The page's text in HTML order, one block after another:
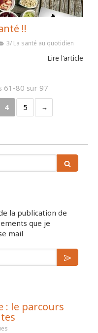
!!
3/ La santé au quotidien
Lire l'article
61-80 sur 97
4 5
la publication de
que je
mail
: le parcours